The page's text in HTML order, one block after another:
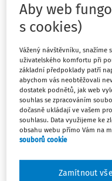
Odbornou veřejností
nesystematický,
poznatkůo účinnosti
především značně
prohlášení
rizikového chování
kliniky VFN a 1.
A.N.O. – Asociace
psychologického
mládeže a tělovýchovy
Prevence), ve kterém
Aby web
s cookies)
Vážený návštěvníku, snažíme
uživatelského komfortu při
základní předpoklady patří
abychom vás neobtěžovali
dostatek podnětů, jak web
souhlas se zpracováním
dočasně ukládají ve vašem
souhlasu. Data využijeme ke
obsahu webu přímo Vám na
souborů cookie
Zamítnout